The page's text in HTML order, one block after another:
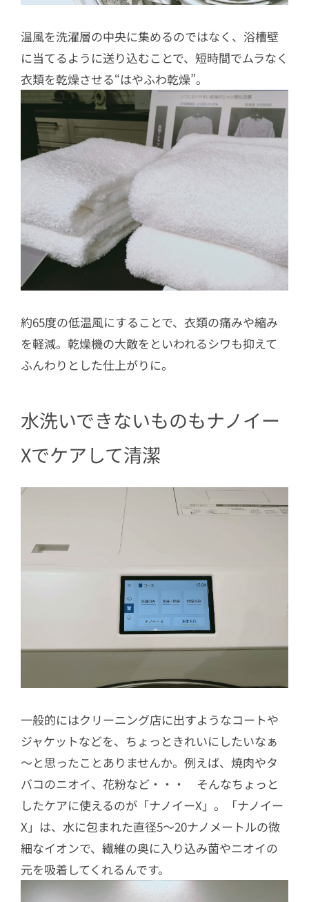
温風を洗濯層の中央に集めるのではなく、浴槽壁
に当てるように送り込むことで、短時間でムラなく
衣類を乾燥させる“はやふわ乾燥”。
約65度の低温風にすることで、衣類の痛みや縮み
を軽減。乾燥機の大敵をといわれるシワも抑えて
ふんわりとした仕上がりに。
水洗いできないものもナノイー
Xでケアして清潔
一般的にはクリーニング店に出すようなコートや
ジャケットなどを、ちょっときれいにしたいなぁ
～と思ったことありませんか。例えば、焼肉やタ
バコのニオイ、花粉など・・・ そんなちょっと
したケアに使えるのが「ナノイーX」。「ナノイー
X」は、水に包まれた直径5～20ナノメートルの微
細なイオンで、繊維の奥に入り込み菌やニオイの
元を吸着してくれるんです。